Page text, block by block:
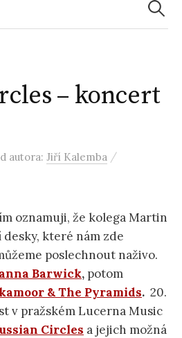
– koncert
autora: Jiří Kalemba /
oznamuji, že kolega Martin
které nám zde
poslechnout naživo.
Barwick, potom
& The Pyramids. 20.
v pražském Lucerna Music
Circles a jejich možná